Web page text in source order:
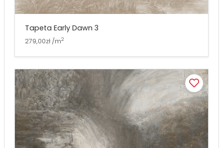
Tapeta Early Dawn 3
279,00zł /m2